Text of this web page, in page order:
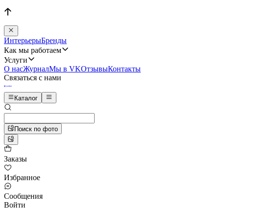
ИнтерьерыБренды
Как мы работаем
Услуги
О насЖурналМы в VKОтзывыКонтакты
Связаться с нами
Каталог
Поиск по фото
Заказы
Избранное
Сообщения
Войти